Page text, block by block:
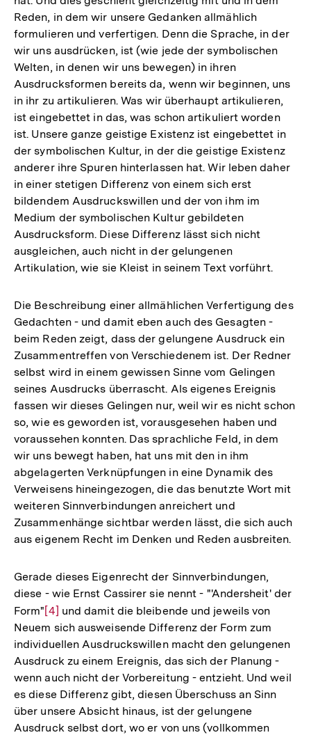
Reden, in dem wir unsere Gedanken allmählich
formulieren und verfertigen. Denn die Sprache, in der
wir uns ausdrücken, ist (wie jede der symbolischen
Welten, in denen wir uns bewegen) in ihren
Ausdrucksformen bereits da, wenn wir beginnen, uns
in ihr zu artikulieren. Was wir überhaupt artikulieren,
ist eingebettet in das, was schon artikuliert worden
ist. Unsere ganze geistige Existenz ist eingebettet in
der symbolischen Kultur, in der die geistige Existenz
anderer ihre Spuren hinterlassen hat. Wir leben daher
in einer stetigen Differenz von einem sich erst
bildendem Ausdruckswillen und der von ihm im
Medium der symbolischen Kultur gebildeten
Ausdrucksform. Diese Differenz lässt sich nicht
ausgleichen, auch nicht in der gelungenen
Artikulation, wie sie Kleist in seinem Text vorführt.
Die Beschreibung einer allmählichen Verfertigung des
Gedachten - und damit eben auch des Gesagten -
beim Reden zeigt, dass der gelungene Ausdruck ein
Zusammentreffen von Verschiedenem ist. Der Redner
selbst wird in einem gewissen Sinne vom Gelingen
seines Ausdrucks überrascht. Als eigenes Ereignis
fassen wir dieses Gelingen nur, weil wir es nicht schon
so, wie es geworden ist, vorausgesehen haben und
voraussehen konnten. Das sprachliche Feld, in dem
wir uns bewegt haben, hat uns mit den in ihm
abgelagerten Verknüpfungen in eine Dynamik des
Verweisens hineingezogen, die das benutzte Wort mit
weiteren Sinnverbindungen anreichert und
Zusammenhänge sichtbar werden lässt, die sich auch
aus eigenem Recht im Denken und Reden ausbreiten.
Gerade dieses Eigenrecht der Sinnverbindungen,
diese - wie Ernst Cassirer sie nennt - "'Andersheit' der
Form"Zur
Auflösung
der
Fußnote
[4] und damit die bleibende und jeweils von
Neuem sich ausweisende Differenz der Form zum
individuellen Ausdruckswillen macht den gelungenen
Ausdruck zu einem Ereignis, das sich der Planung -
wenn auch nicht der Vorbereitung - entzieht. Und weil
es diese Differenz gibt, diesen Überschuss an Sinn
über unsere Absicht hinaus, ist der gelungene
Ausdruck selbst dort, wo er von uns (vollkommen